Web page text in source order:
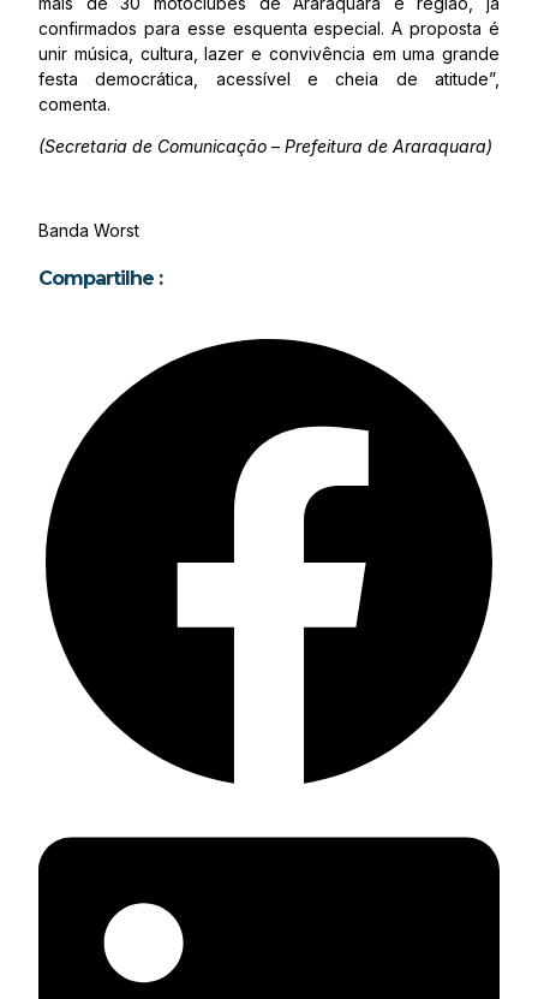
confirmados para esse esquenta especial. A proposta é
unir música, cultura, lazer e convivência em uma grande
festa democrática, acessível e cheia de atitude”,
comenta.
(Secretaria de Comunicação – Prefeitura de Araraquara)
Banda Worst
Compartilhe :